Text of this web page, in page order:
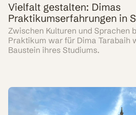
Vielfalt gestalten: Dimas
Praktikumserfahrungen in
Zwischen Kulturen und Sprachen
Praktikum war für Dima Tarabaih
Baustein ihres Studiums.